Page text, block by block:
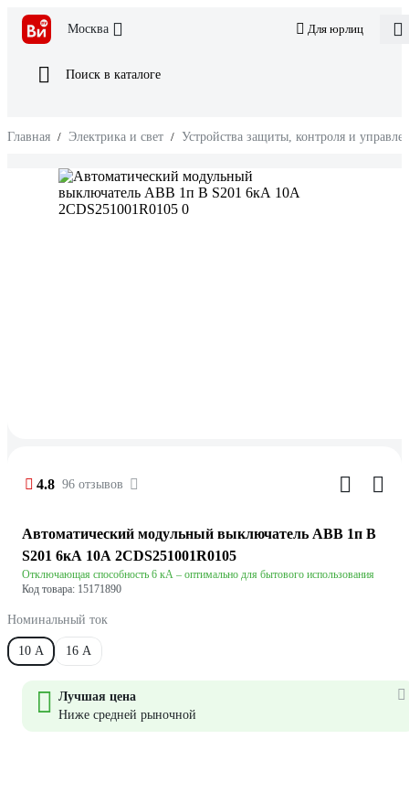
Москва Для юрлиц
Поиск в каталоге
Главная / Электрика и свет / Устройства защиты, контроля и
4.8 96 отзывов
Автоматический модульный выключатель ABB 1п B
S201 6кА 10А 2CDS251001R0105
Отключающая способность 6 кА – оптимально для бытового использования
Код товара: 15171890
Номинальный ток
10 А 16 А
Лучшая цена
Ниже средней рыночной